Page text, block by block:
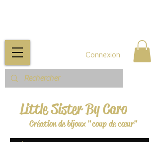
Little Sister By Caro
Création de bijoux "coup de cœur"
Connexion